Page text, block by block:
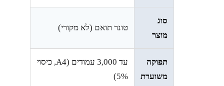
סוג
מוצר
טונר תואם (לא מקורי)
תפוקה
משוערת
עד ‎3,000‎ עמודים (A4, כיסוי
‎5%‎)